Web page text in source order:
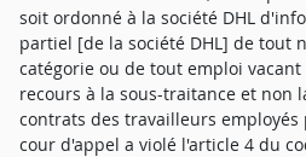
soit ordonné à la société DHL
partiel [de la société DHL] de tout
catégorie ou de tout emploi
recours à la sous-traitance et non
contrats des travailleurs
cour d'appel a violé l'article 4 du